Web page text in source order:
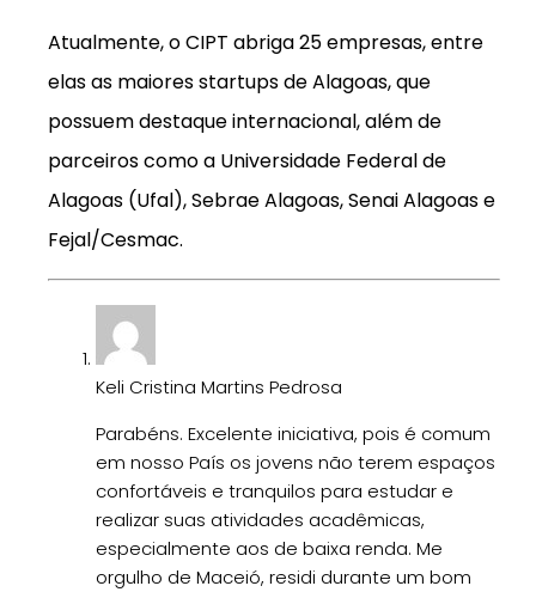
Atualmente, o CIPT abriga 25 empresas, entre
elas as maiores startups de Alagoas, que
possuem destaque internacional, além de
parceiros como a Universidade Federal de
Alagoas (Ufal), Sebrae Alagoas, Senai Alagoas e
Fejal/Cesmac.
Keli Cristina Martins Pedrosa
Parabéns. Excelente iniciativa, pois é comum
em nosso País os jovens não terem espaços
confortáveis e tranquilos para estudar e
realizar suas atividades acadêmicas,
especialmente aos de baixa renda. Me
orgulho de Maceió, residi durante um bom